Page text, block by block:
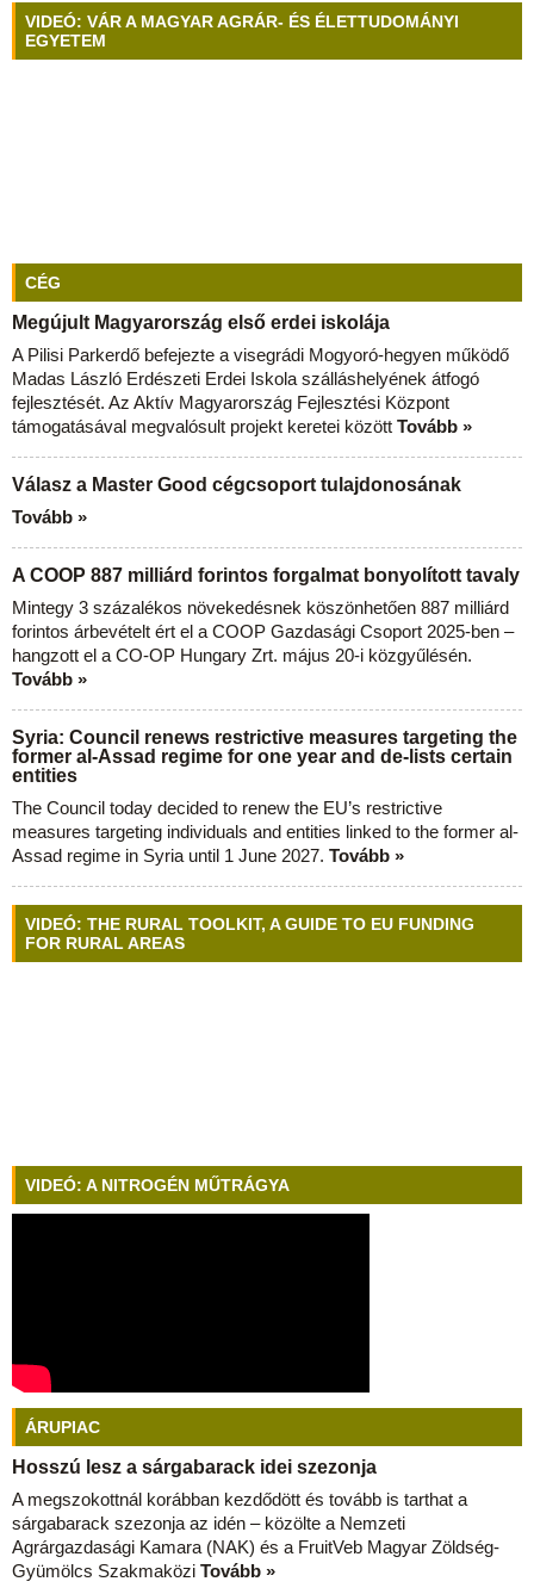
VIDEÓ: VÁR A MAGYAR AGRÁR- ÉS ÉLETTUDOMÁNYI
EGYETEM
CÉG
Megújult Magyarország első erdei iskolája
A Pilisi Parkerdő befejezte a visegrádi Mogyoró-hegyen működő
Madas László Erdészeti Erdei Iskola szálláshelyének átfogó
fejlesztését. Az Aktív Magyarország Fejlesztési Központ
támogatásával megvalósult projekt keretei között Tovább »
Válasz a Master Good cégcsoport tulajdonosának
Tovább »
A COOP 887 milliárd forintos forgalmat bonyolított tavaly
Mintegy 3 százalékos növekedésnek köszönhetően 887 milliárd
forintos árbevételt ért el a COOP Gazdasági Csoport 2025-ben –
hangzott el a CO-OP Hungary Zrt. május 20-i közgyűlésén.
Tovább »
Syria: Council renews restrictive measures targeting the
former al-Assad regime for one year and de-lists certain
entities
The Council today decided to renew the EU’s restrictive
measures targeting individuals and entities linked to the former al-
Assad regime in Syria until 1 June 2027. Tovább »
VIDEÓ: THE RURAL TOOLKIT, A GUIDE TO EU FUNDING
FOR RURAL AREAS
VIDEÓ: A NITROGÉN MŰTRÁGYA
ÁRUPIAC
Hosszú lesz a sárgabarack idei szezonja
A megszokottnál korábban kezdődött és tovább is tarthat a
sárgabarack szezonja az idén – közölte a Nemzeti
Agrárgazdasági Kamara (NAK) és a FruitVeb Magyar Zöldség-
Gyümölcs Szakmaközi Tovább »